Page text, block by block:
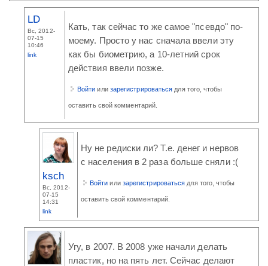
LD
Вс, 2012-
07-15
10:46
link
Кать, так сейчас то же самое "псевдо" по-
моему. Просто у нас сначала ввели эту
как бы биометрию, а 10-летний срок
действия ввели позже.
Войти или зарегистрироваться для того, чтобы
оставить свой комментарий.
ksch
Вс, 2012-
07-15
14:31
link
Ну не редиски ли? Т.е. денег и нервов
с населения в 2 раза больше сняли :(
Войти или зарегистрироваться для того, чтобы
оставить свой комментарий.
Угу, в 2007. В 2008 уже начали делать
пластик, но на пять лет. Сейчас делают